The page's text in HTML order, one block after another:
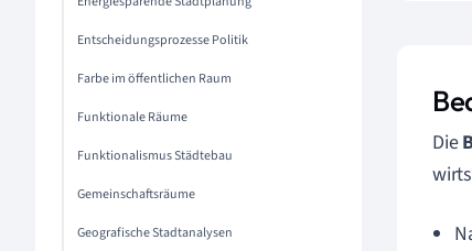
Entscheidungsprozesse Politik
Farbe im öffentlichen Raum
Funktionale Räume
Funktionalismus Städtebau
Gemeinschaftsräume
Geografische Stadtanalysen
Die